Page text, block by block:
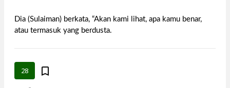
Dia (Sulaiman) berkata, “Akan kami lihat, apa kamu benar,
atau termasuk yang berdusta.
28